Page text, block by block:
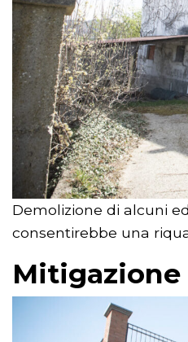
Demolizione di alcuni
consentirebbe una